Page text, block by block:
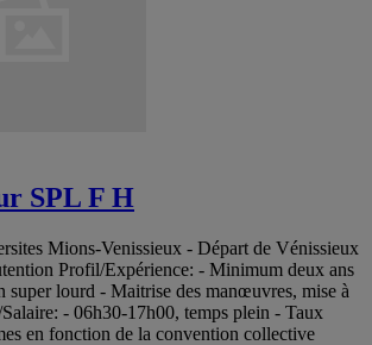
SPL F H
Mions-Venissieux - Départ de Vénissieux
Profil/Expérience: - Minimum deux ans
super lourd - Maitrise des manœuvres, mise à
- 06h30-17h00, temps plein - Taux
en fonction de la convention collective